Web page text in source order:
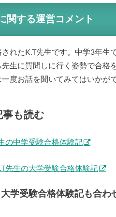
関する運営コメント
れたK.T先生です。中学3年
生に質問しに行く姿勢で合格
度お話を聞いてみてはいかが
事も読む
の中学受験合格体験記
先生の大学受験合格体験記
学受験合格体験記も合わ